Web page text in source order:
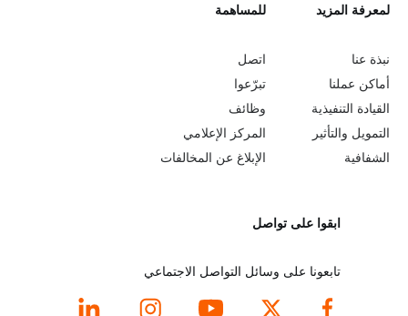
L
e
a
r
n
لمعرفة المزيد
نبذة عنا
أماكن عملنا
القيادة التنفيذية
التمويل والتأثير
الشفافية
G
o
b
e
y
n
d
للمساهمة
اتصل
تبرّعوا
وظائف
المركز الإعلامي
الإبلاغ عن المخالفات
ابقوا على تواصل
تابعونا على وسائل التواصل الاجتماعي